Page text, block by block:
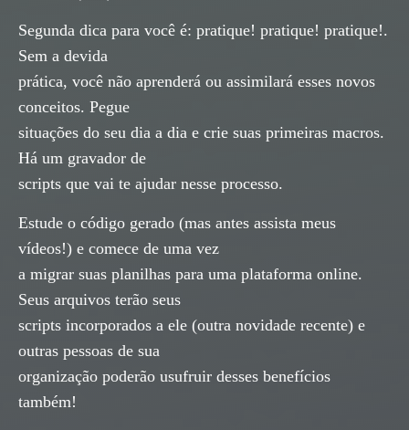
Segunda dica para você é: pratique! pratique! pratique!.
Sem a devida
prática, você não aprenderá ou assimilará esses novos
conceitos. Pegue
situações do seu dia a dia e crie suas primeiras macros.
Há um gravador de
scripts que vai te ajudar nesse processo.
Estude o código gerado (mas antes assista meus
vídeos!) e comece de uma vez
a migrar suas planilhas para uma plataforma online.
Seus arquivos terão seus
scripts incorporados a ele (outra novidade recente) e
outras pessoas de sua
organização poderão usufruir desses benefícios
também!